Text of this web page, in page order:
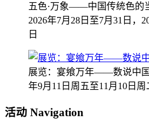
五色·万象——中国传统色的
2026年7月28日至7月31日，
日
展览：宴飨万年——数说中
年9月11日周五至11月10日周
活动 Navigation